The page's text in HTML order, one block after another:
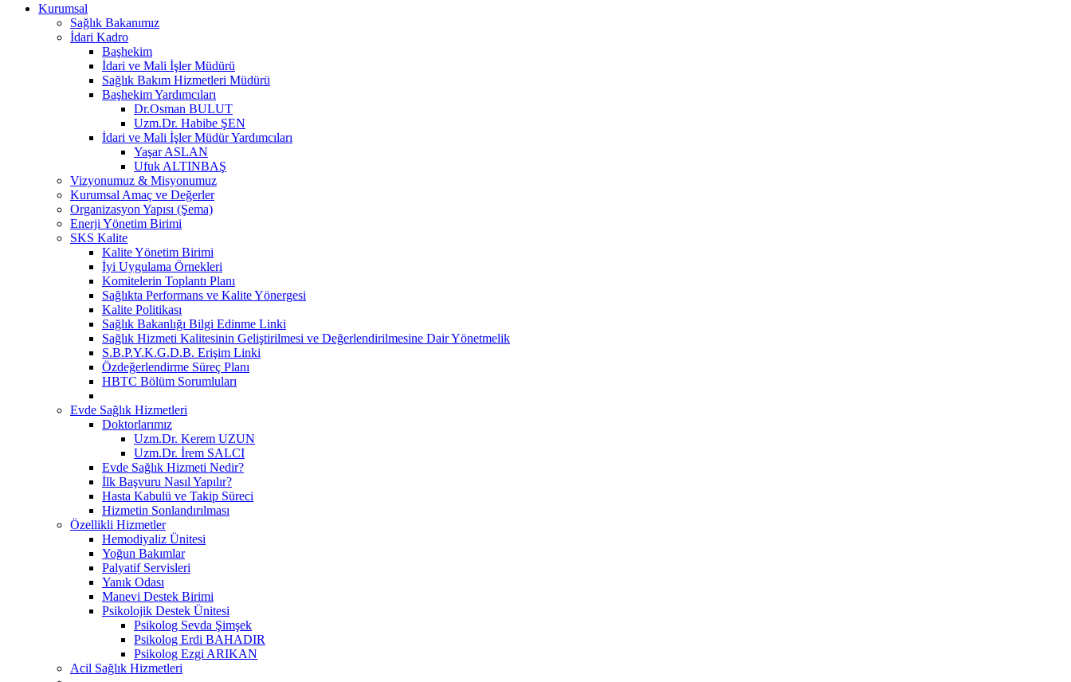
Kurumsal
Sağlık Bakanımız
İdari Kadro
Başhekim
İdari ve Mali İşler Müdürü
Sağlık Bakım Hizmetleri Müdürü
Başhekim Yardımcıları
Dr.Osman BULUT
Uzm.Dr. Habibe ŞEN
İdari ve Mali İşler Müdür Yardımcıları
Yaşar ASLAN
Ufuk ALTINBAŞ
Vizyonumuz & Misyonumuz
Kurumsal Amaç ve Değerler
Organizasyon Yapısı (Şema)
Enerji Yönetim Birimi
SKS Kalite
Kalite Yönetim Birimi
İyi Uygulama Örnekleri
Komitelerin Toplantı Planı
Sağlıkta Performans ve Kalite Yönergesi
Kalite Politikası
Sağlık Bakanlığı Bilgi Edinme Linki
Sağlık Hizmeti Kalitesinin Geliştirilmesi ve Değerlendirilmesine Dair Yönetmelik
S.B.P.Y.K.G.D.B. Erişim Linki
Özdeğerlendirme Süreç Planı
HBTC Bölüm Sorumluları
Evde Sağlık Hizmetleri
Doktorlarımız
Uzm.Dr. Kerem UZUN
Uzm.Dr. İrem SALCI
Evde Sağlık Hizmeti Nedir?
İlk Başvuru Nasıl Yapılır?
Hasta Kabulü ve Takip Süreci
Hizmetin Sonlandırılması
Özellikli Hizmetler
Hemodiyaliz Ünitesi
Yoğun Bakımlar
Palyatif Servisleri
Yanık Odası
Manevi Destek Birimi
Psikolojik Destek Ünitesi
Psikolog Sevda Şimşek
Psikolog Erdi BAHADIR
Psikolog Ezgi ARIKAN
Acil Sağlık Hizmetleri